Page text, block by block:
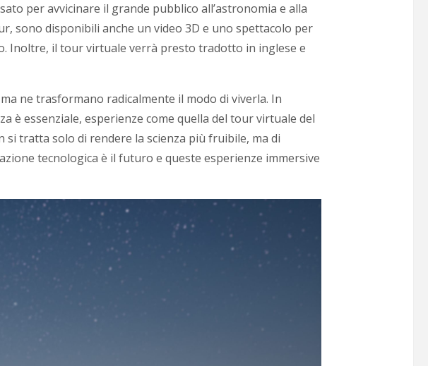
per avvicinare il grande pubblico all’astronomia e alla
sono disponibili anche un video 3D e uno spettacolo per
Inoltre, il tour virtuale verrà presto tradotto in inglese e
ne trasformano radicalmente il modo di viverla. In
è essenziale, esperienze come quella del tour virtuale del
tratta solo di rendere la scienza più fruibile, ma di
tecnologica è il futuro e queste esperienze immersive